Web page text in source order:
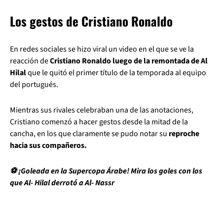
Los gestos de Cristiano Ronaldo
En redes sociales se hizo viral un video en el que se ve la
reacción deCristiano Ronaldo luego de la remontada de Al
Hilalque le quitó el primer título de la temporada al equipo
del portugués.
Mientras sus rivales celebraban una de las anotaciones,
Cristiano comenzó a hacer gestos desde la mitad de la
cancha, en los que claramente se pudo notar su reproche
hacia sus compañeros.
⚽ ¡Goleada en la Supercopa Árabe! Mira los goles con los
que Al- Hilal derrotó a Al- Nassr